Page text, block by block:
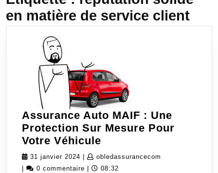
en matière de service client
Assurance Auto MAIF : Une
Protection Sur Mesure Pour
Votre Véhicule
Auto
MAIF
31 janvier 2024 31
janvier
obledassurancecom
0 commentaire 08:32